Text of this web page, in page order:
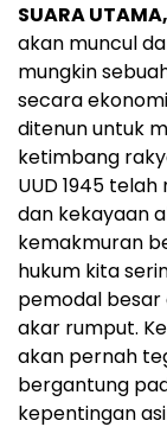
SUARA
akan muncul
mungkin
secara
ditenun untuk
ketimbang
UUD 1945
dan kekayaan
kemakmuran
hukum kita
pemodal besar
akar rumput.
akan pernah
bergantung
kepentingan